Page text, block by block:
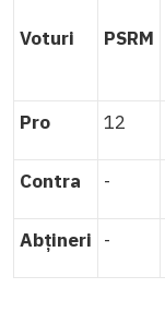
Voturi PSRM
Pro 12
Contra -
Abțineri -